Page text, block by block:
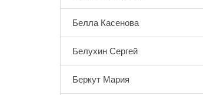
Белла Касенова
Белухин Сергей
Беркут Мария